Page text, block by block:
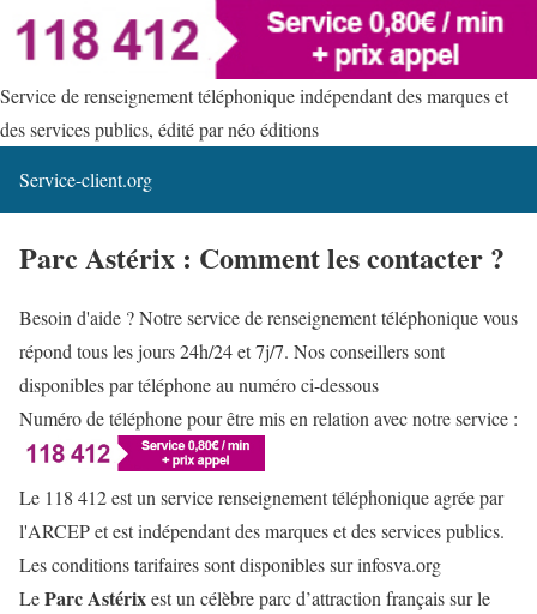
Service de renseignement téléphonique indépendant des marques et
des services publics, édité par néo éditions
Service-client.org
Parc Astérix : Comment les contacter ?
Besoin d'aide ? Notre service de renseignement téléphonique vous
répond tous les jours 24h/24 et 7j/7. Nos conseillers sont
disponibles par téléphone au numéro ci-dessous
Numéro de téléphone pour être mis en relation avec notre service :
Le 118 412 est un service renseignement téléphonique agrée par
l'ARCEP et est indépendant des marques et des services publics.
Les conditions tarifaires sont disponibles sur infosva.org
LeParc Astérixest un célèbre parc d’attraction français sur le